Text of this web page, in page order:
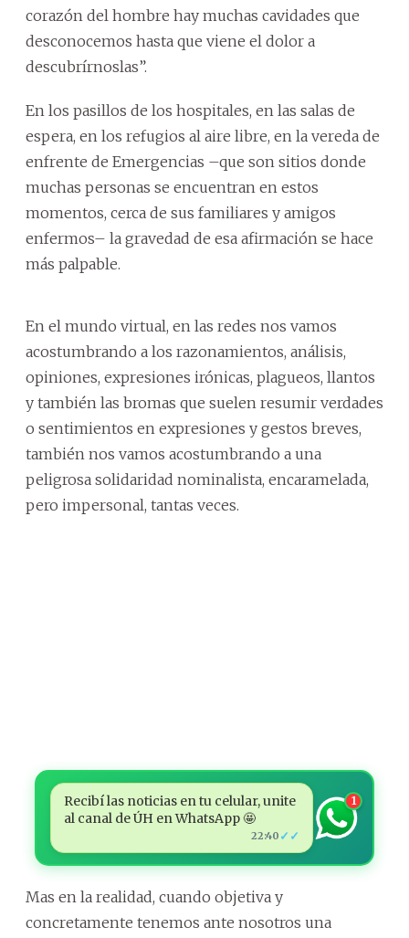
corazón del hombre hay muchas cavidades que
desconocemos hasta que viene el dolor a
descubrírnoslas”.
En los pasillos de los hospitales, en las salas de
espera, en los refugios al aire libre, en la vereda de
enfrente de Emergencias –que son sitios donde
muchas personas se encuentran en estos
momentos, cerca de sus familiares y amigos
enfermos– la gravedad de esa afirmación se hace
más palpable.
En el mundo virtual, en las redes nos vamos
acostumbrando a los razonamientos, análisis,
opiniones, expresiones irónicas, plagueos, llantos
y también las bromas que suelen resumir verdades
o sentimientos en expresiones y gestos breves,
también nos vamos acostumbrando a una
peligrosa solidaridad nominalista, encaramelada,
pero impersonal, tantas veces.
Recibí las noticias en tu celular, unite
al canal de ÚH en WhatsApp 🤩
22:40 ✓✓
1
Mas en la realidad, cuando objetiva y
concretamente tenemos ante nosotros una